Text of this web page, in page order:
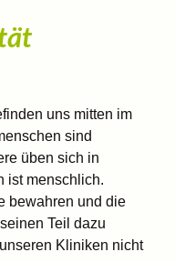
uns mitten im
sind
üben sich in
ist menschlich.
bewahren und die
Teil dazu
Kliniken nicht